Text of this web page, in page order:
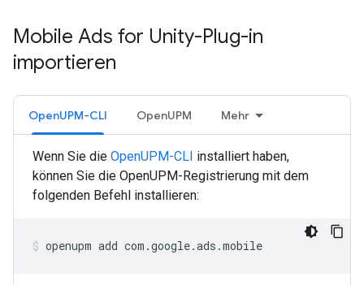
Mobile Ads for Unity-Plug-in
importieren
OpenUPM-CLI OpenUPM Mehr
Wenn Sie die OpenUPM-CLI installiert haben,
können Sie die OpenUPM-Registrierung mit dem
folgenden Befehl installieren:
openupm add com.google.ads.mobile